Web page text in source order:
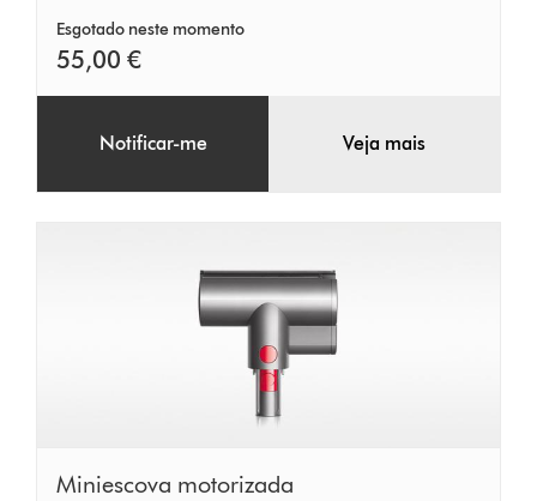
iluminação
LED
para
glide™
Esgotado neste momento
55,00 €
Notificar-me Veja mais
Miniescova
Miniescova motorizada